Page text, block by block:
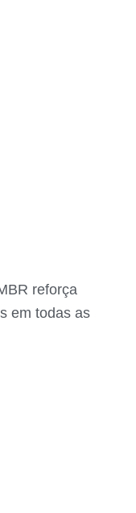
reforça
em todas as